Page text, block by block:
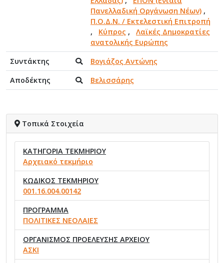
Πανελλαδική Οργάνωση Νέων) ,
Π.Ο.Δ.Ν. / Εκτελεστική Επιτροπή
, Κύπρος , Λαϊκές Δημοκρατίες
ανατολικής Ευρώπης
Συντάκτης
Βογιάζος Αντώνης
Αποδέκτης
Βελισσάρης
Τοπικά Στοιχεία
ΚΑΤΗΓΟΡΙΑ ΤΕΚΜΗΡΙΟΥ
Αρχειακό τεκμήριο
ΚΩΔΙΚΟΣ ΤΕΚΜΗΡΙΟΥ
001.16.004.00142
ΠΡΟΓΡΑΜΜΑ
ΠΟΛΙΤΙΚΕΣ ΝΕΟΛΑΙΕΣ
ΟΡΓΑΝΙΣΜΟΣ ΠΡΟΕΛΕΥΣΗΣ ΑΡΧΕΙΟΥ
ΑΣΚΙ